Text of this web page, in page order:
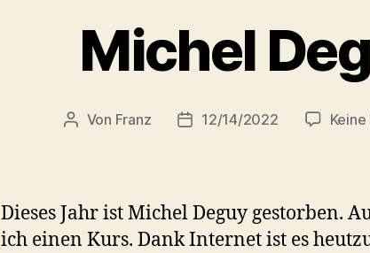
Michel
Beitragsautor
Von Franz Beitragsdatum
12/14/2022
Dieses Jahr ist Michel Deguy gestorben.
ich einen Kurs. Dank Internet ist es